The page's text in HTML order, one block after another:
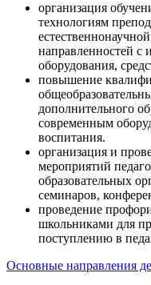
организация
технологиям
направленностей с
оборудования,
повышение
дополнительного
современным
воспитания.
организация и
мероприятий
образовательных
семинаров,
проведение
школьниками для
поступлению в
Основные направления